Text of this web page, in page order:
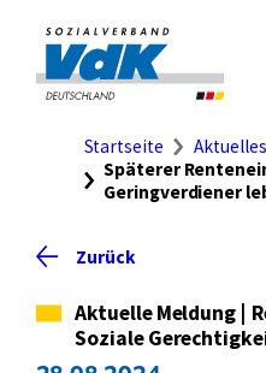
Seiteninhalt
springen
Zur
Startseite
des
Schnellzugriff
Ort-
Standortkarte
Brotkrumennavigation
Startseite Aktuelles
Späterer
Geringverdiener
Zurück
Kategorie
Aktuelle Meldung
Soziale